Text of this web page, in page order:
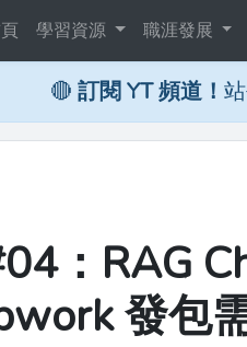
學習資源 職涯發展
🔴 訂閱 YT 頻道！
：RAG
發包需